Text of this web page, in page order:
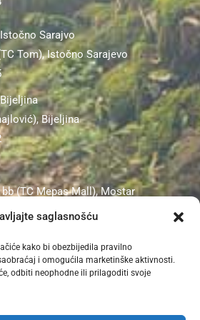
saglasnošću
kako bi obezbijedila pravilno
i omogućila marketinške aktivnosti.
odbiti neophodne ili prilagoditi svoje
Sarajvo
Tom), Istočno Sarajevo
Bijeljina
(TC Mepas Mall), Mostar
E SPORT? |